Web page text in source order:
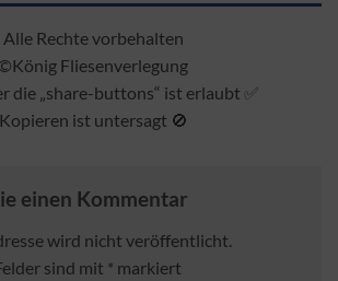
Alle Rechte vorbehalten
©️König Fliesenverlegung
die „share-buttons“ ist erlaubt ✅
Kopieren ist untersagt 🚫
einen Kommentar
wird nicht veröffentlicht.
sind mit * markiert